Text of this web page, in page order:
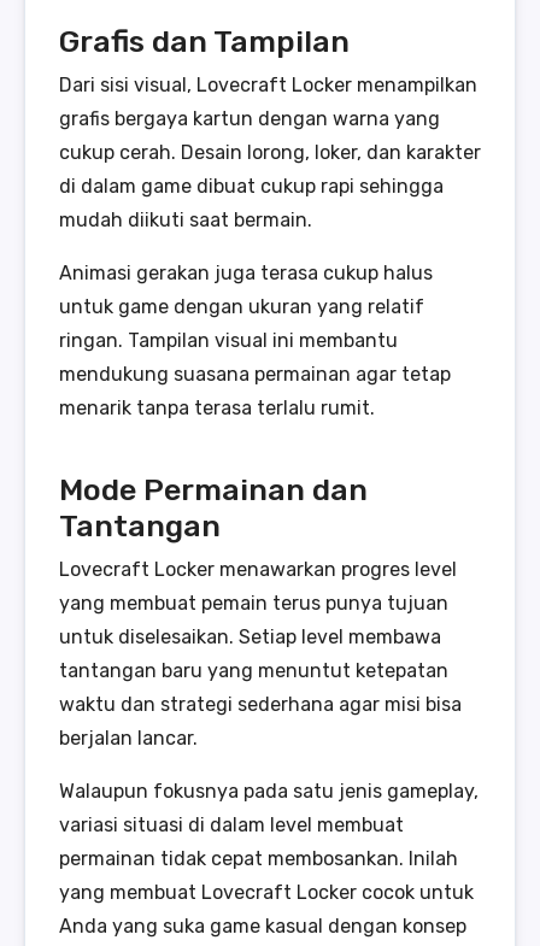
Grafis dan Tampilan
Dari sisi visual, Lovecraft Locker menampilkan
grafis bergaya kartun dengan warna yang
cukup cerah. Desain lorong, loker, dan karakter
di dalam game dibuat cukup rapi sehingga
mudah diikuti saat bermain.
Animasi gerakan juga terasa cukup halus
untuk game dengan ukuran yang relatif
ringan. Tampilan visual ini membantu
mendukung suasana permainan agar tetap
menarik tanpa terasa terlalu rumit.
Mode Permainan dan
Tantangan
Lovecraft Locker menawarkan progres level
yang membuat pemain terus punya tujuan
untuk diselesaikan. Setiap level membawa
tantangan baru yang menuntut ketepatan
waktu dan strategi sederhana agar misi bisa
berjalan lancar.
Walaupun fokusnya pada satu jenis gameplay,
variasi situasi di dalam level membuat
permainan tidak cepat membosankan. Inilah
yang membuat Lovecraft Locker cocok untuk
Anda yang suka game kasual dengan konsep